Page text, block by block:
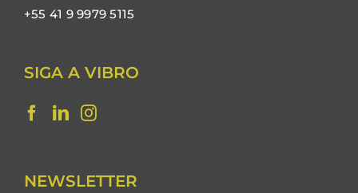
+55 41 9 9979 5115
SIGA A VIBRO
NEWSLETTER